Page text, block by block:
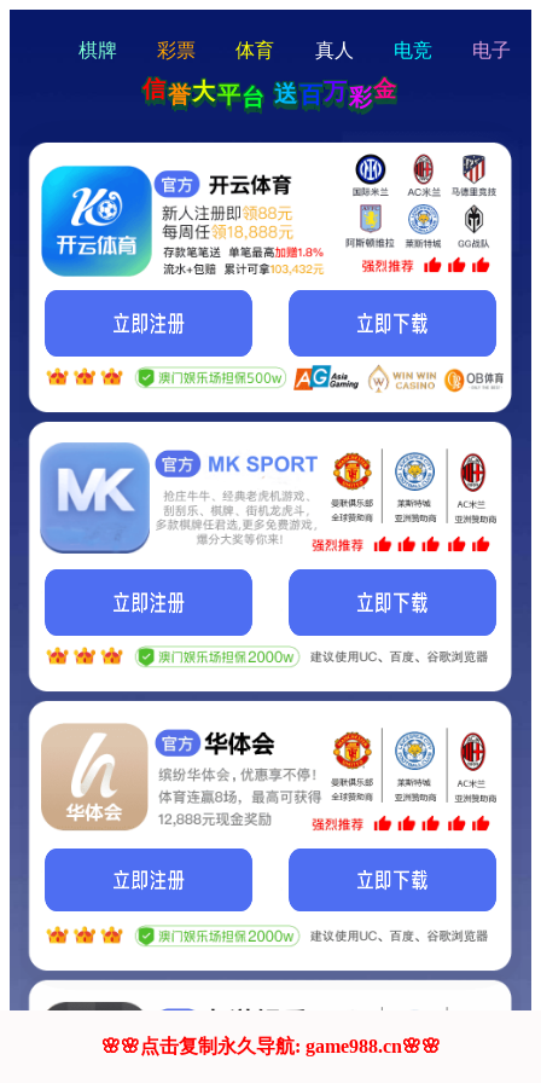
hello
Hey Guys!
我们即将上线啦...
我们的网站正在建设.
它将是非常棒的网站.
联系我们!